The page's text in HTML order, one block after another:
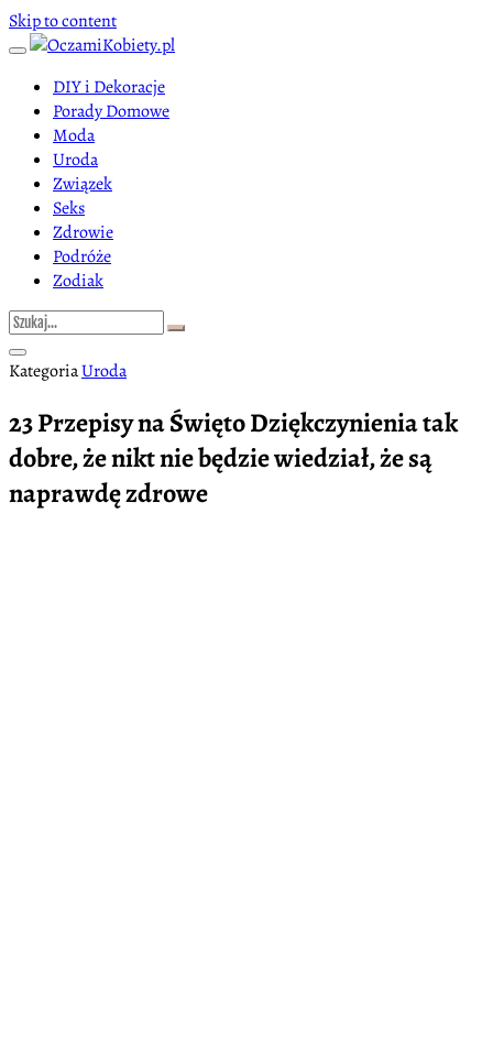
Skip to content
DIY i Dekoracje
Porady Domowe
Moda
Uroda
Związek
Seks
Zdrowie
Podróże
Zodiak
KategoriaUroda
23 Przepisy na Święto Dziękczynienia tak
dobre, że nikt nie będzie wiedział, że są
naprawdę zdrowe